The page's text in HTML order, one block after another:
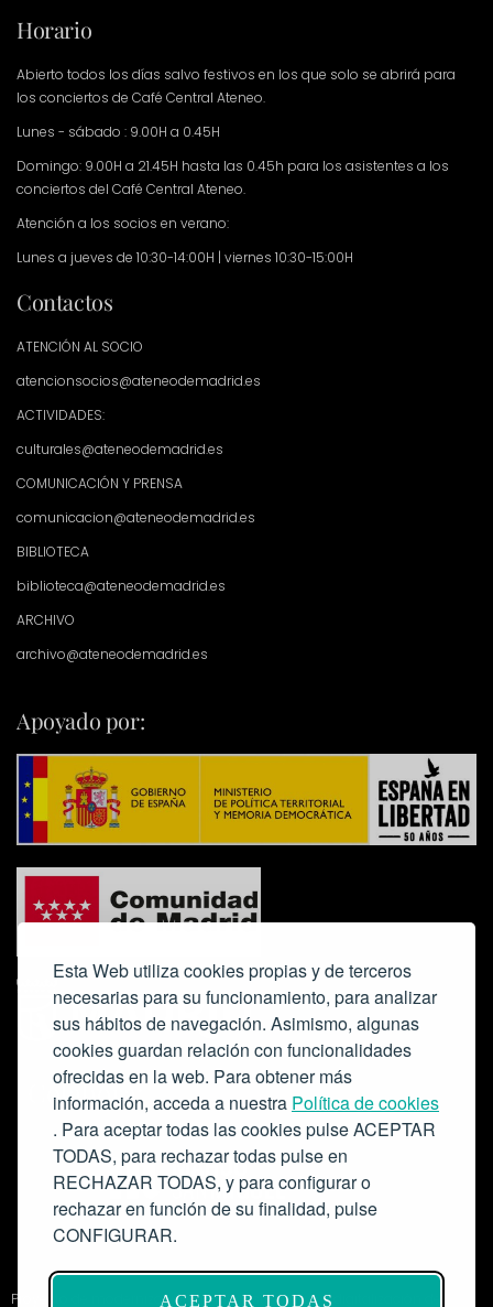
Esta Web utiliza cookies propias y de terceros
necesarias para su funcionamiento, para analizar
sus hábitos de navegación. Asimismo, algunas
cookies guardan relación con funcionalidades
ofrecidas en la web. Para obtener más
información, acceda a nuestra Política de cookies
. Para aceptar todas las cookies pulse ACEPTAR
TODAS, para rechazar todas pulse en
RECHAZAR TODAS, y para configurar o
rechazar en función de su finalidad, pulse
CONFIGURAR.
ACEPTAR TODAS
Horario
Abierto todos los días salvo festivos en los que solo se abrirá para
los conciertos de Café Central Ateneo.
Lunes - sábado : 9.00H a 0.45H
Domingo: 9.00H a 21.45H hasta las 0.45h para los asistentes a los
conciertos del Café Central Ateneo.
Atención a los socios en verano:
Lunes a jueves de 10:30-14:00H | viernes 10:30-15:00H
Contactos
ATENCIÓN AL SOCIO
atencionsocios@ateneodemadrid.es
ACTIVIDADES:
culturales@ateneodemadrid.es
COMUNICACIÓN Y PRENSA
comunicacion@ateneodemadrid.es
BIBLIOTECA
biblioteca@ateneodemadrid.es
ARCHIVO
archivo@ateneodemadrid.es
Apoyado por:
Colabora:
Proyecto de modernización de infraestructuras y digitalización del